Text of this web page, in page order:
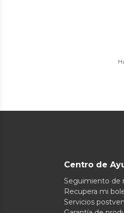
Centro de
Seguimiento de
Recupera mi
Servicios